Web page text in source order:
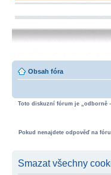
Obsah fóra
Toto diskuzní fórum je „odborně
Pokud nenajdete odpověď na
Smazat všechny